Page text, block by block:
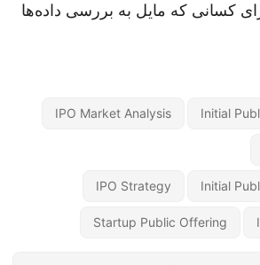
کسانی که مایل به بررسی داده‌ها
Initial
IPO Market Analysis
Initial
IPO Strategy
Startup Public Offering